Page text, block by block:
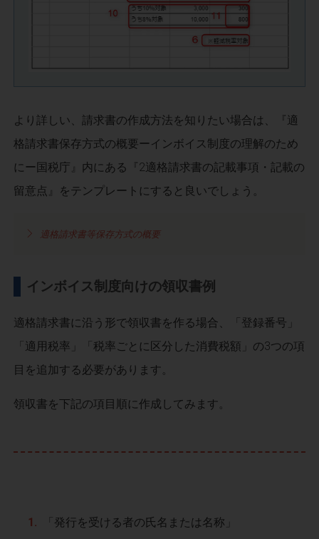
より詳しい、請求書の作成方法を知りたい場合は、『適
格請求書保存方式の概要ーインボイス制度の理解のため
にー国税庁』内にある『2適格請求書の記載事項・記載の
留意点』をテンプレートにすると良いでしょう。
適格請求書等保存方式の概要
インボイス制度向けの領収書例
適格請求書に沿う形で領収書を作る場合、「登録番号」
「適用税率」「税率ごとに区分した消費税額」の3つの項
目を追加する必要があります。
領収書を下記の項目順に作成してみます。
「発行を受ける者の氏名または名称」